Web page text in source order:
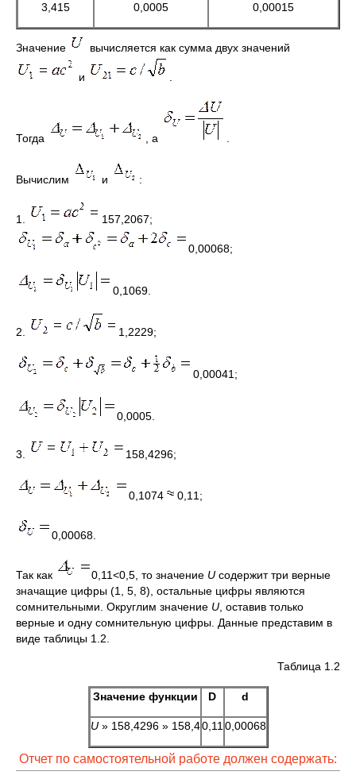
3,415 0,0005 0,00015
Значение вычисляется как сумма двух значений
и
Тогда , а
Вычислим и :
1. 157,2067;
0,00068;
0,1069.
2. 1,2229;
0,00041;
0,0005.
3. 158,4296;
0,1074 0,11;
0,00068.
Так как 0,11<0,5, то значение U содержит три верные
значащие цифры (1, 5, 8), остальные цифры являются
сомнительными. Округлим значение U , оставив только
верные и одну сомнительную цифры. Данные представим в
виде таблицы 1.2.
Таблица 1.2
Значение функции D d
U » 158,4296 » 158,40,11 0,00068
Отчет по самостоятельной работе должен содержать: